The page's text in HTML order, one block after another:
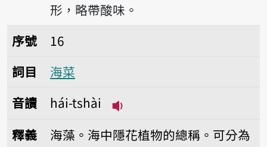
形，略帶酸味。
序號16海菜
序號
16
詞目
海菜
音讀
hái-tshài
釋義
海藻。海中隱花植物的總稱。可分為